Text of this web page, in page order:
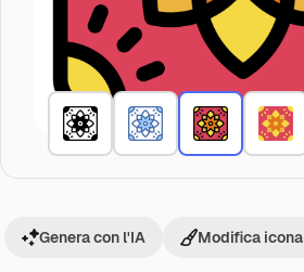
Genera con l'IA Modifica icona